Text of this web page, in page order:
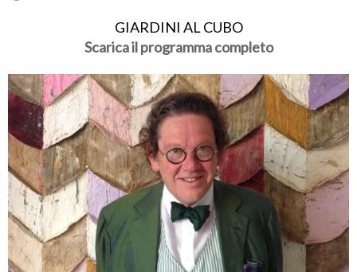
GIARDINI AL CUBO
Scarica il programma completo